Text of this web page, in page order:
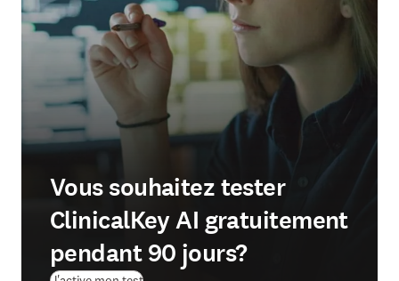
Vous souhaitez tester
ClinicalKey AI gratuitement
pendant 90 jours?